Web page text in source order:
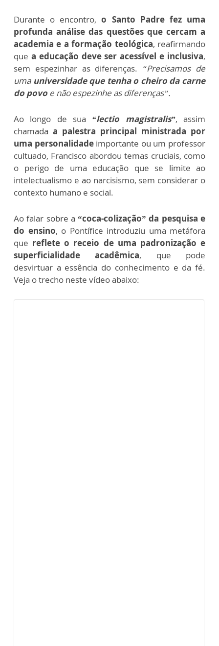
Durante o encontro, o Santo Padre fez uma
profunda análise das questões que cercam a
academia e a formação teológica, reafirmando
que a educação deve ser acessível e inclusiva,
sem espezinhar as diferenças. “Precisamos de
uma universidade que tenha o cheiro da carne
do povo e não espezinhe as diferenças”.
Ao longo de sua “lectio magistralis”, assim
chamada a palestra principal ministrada por
uma personalidadeimportante ou um professor
cultuado, Francisco abordou temas cruciais, como
o perigo de uma educação que se limite ao
intelectualismo e ao narcisismo, sem considerar o
contexto humano e social.
Ao falar sobre a “coca-colização” da pesquisa e
do ensino, o Pontífice introduziu uma metáfora
que reflete o receio de uma padronização e
superficialidade acadêmica, que pode
desvirtuar a essência do conhecimento e da fé.
Veja o trecho neste vídeo abaixo: